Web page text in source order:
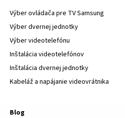
Výber ovládača pre TV Samsung
Výber dvernej jednotky
Výber videotelefónu
Inštalácia videotelefónov
Inštalácia dvernej jednotky
Kabeláž a napájanie videovrátnika
Blog